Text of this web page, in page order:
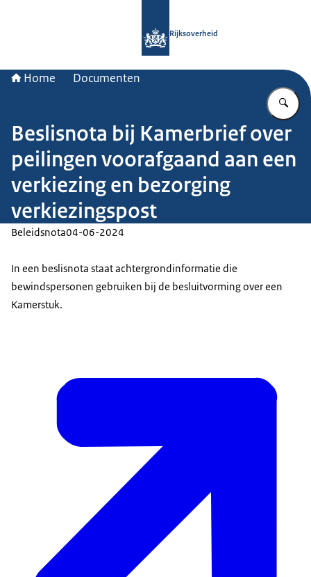
Rijksoverheid
Home Documenten
Beslisnota bij Kamerbrief over
peilingen voorafgaand aan een
verkiezing en bezorging
verkiezingspost
Beleidsnota04-06-2024
In een beslisnota staat achtergrondinformatie die
bewindspersonen gebruiken bij de besluitvorming over een
Kamerstuk.